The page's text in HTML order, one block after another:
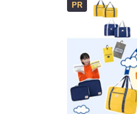
PR